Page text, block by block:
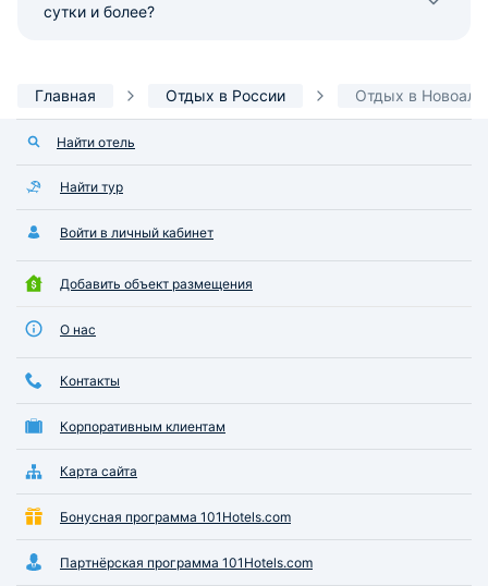
сутки и более?
Главная Отдых в России Отдых в
Найти отель
Найти тур
Войти в личный кабинет
Добавить объект размещения
О нас
Контакты
Корпоративным клиентам
Карта сайта
Бонусная программа 101Hotels.com
Партнёрская программа 101Hotels.com